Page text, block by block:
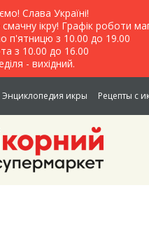
Слава Україні!
ікру! Графік роботи
п'ятницю з 10.00 до 19.00
з 10.00 до 16.00
- вихідний.
Энциклопедия икры Рецепты с